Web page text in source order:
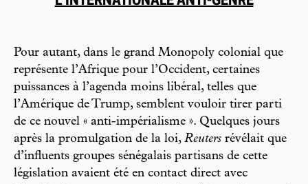
Pour autant, dans le grand Monopoly colonial que
représente l’Afrique pour l’Occident, certaines
puissances à l’agenda moins libéral, telles que
l’Amérique de Trump, semblent vouloir tirer parti
de ce nouvel « anti-impérialisme ». Quelques jours
après la promulgation de la loi, Reuters révélait que
d’influents groupes sénégalais partisans de cette
législation avaient été en contact direct avec